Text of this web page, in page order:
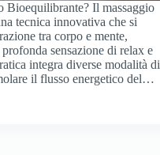
Bioequilibrante? Il massaggio
tecnica innovativa che si
tra corpo e mente,
sensazione di relax e
integra diverse modalità di
il flusso energetico del…